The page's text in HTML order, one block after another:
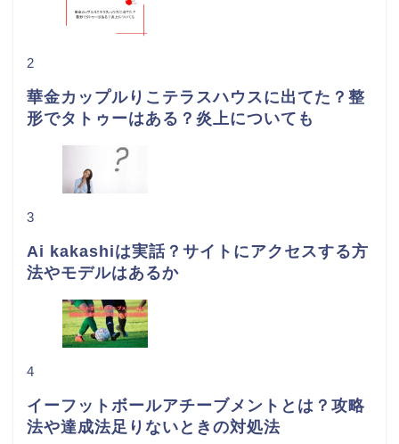
2
華金カップルりこテラスハウスに出てた？整
形でタトゥーはある？炎上についても
3
Ai kakashiは実話？サイトにアクセスする方
法やモデルはあるか
4
イーフットボールアチーブメントとは？攻略
法や達成法足りないときの対処法